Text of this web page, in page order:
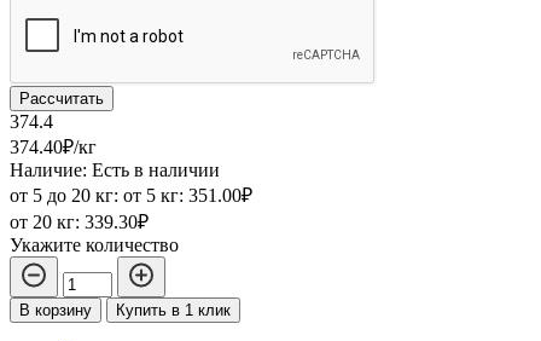
Рассчитать
374.4
374.40₽/кг
Наличие: Есть в наличии
от 5 до 20 кг: от 5 кг: 351.00₽
от 20 кг: 339.30₽
Укажите количество
В корзину Купить в 1 клик